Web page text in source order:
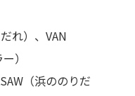
れ）、VAN
）
（浜ののりだ